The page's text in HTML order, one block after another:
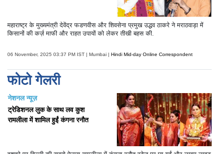
महाराष्ट्र के मुख्यमंत्री देवेंद्र फडणवीस और शिवसेना प्रमुख उद्धव ठाकरे ने मराठवाड़ा में
किसानों की कर्ज़ माफी और राहत उपायों को लेकर तीखी बहस की.
06 November, 2025 03:37 PM IST | Mumbai | Hindi Mid-day Online Correspondent
फोटो गेलरी
नेशनल न्यूज़
ट्रेडिशनल लुक के साथ लव कुश
रामलीला में शामिल हुईं कंगना रनौत